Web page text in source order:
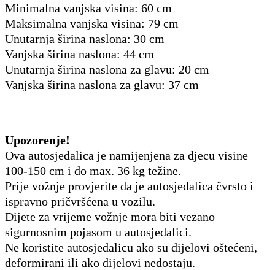
Minimalna vanjska visina: 60 cm
Maksimalna vanjska visina: 79 cm
Unutarnja širina naslona: 30 cm
Vanjska širina naslona: 44 cm
Unutarnja širina naslona za glavu: 20 cm
Vanjska širina naslona za glavu: 37 cm
Upozorenje!
Ova autosjedalica je namijenjena za djecu visine
100-150 cm i do max. 36 kg težine.
Prije vožnje provjerite da je autosjedalica čvrsto i
ispravno pričvršćena u vozilu.
Dijete za vrijeme vožnje mora biti vezano
sigurnosnim pojasom u autosjedalici.
Ne koristite autosjedalicu ako su dijelovi oštećeni,
deformirani ili ako dijelovi nedostaju.